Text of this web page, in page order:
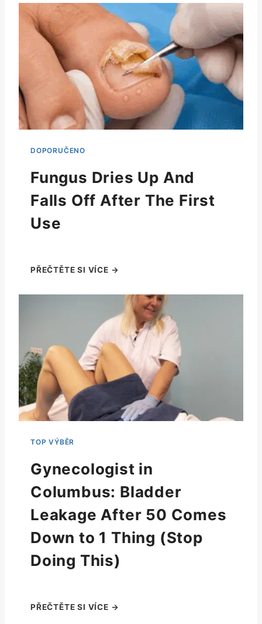
Fungus Dries Up And
Falls Off After The First
Use
Gynecologist in
Columbus: Bladder
Leakage After 50 Comes
Down to 1 Thing (Stop
Doing This)